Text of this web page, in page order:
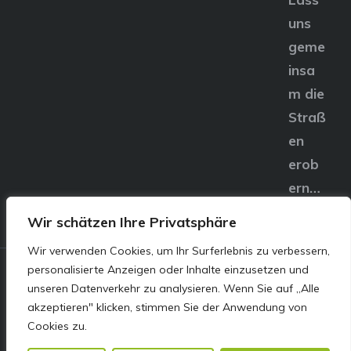
Wir schätzen Ihre Privatsphäre
Wir verwenden Cookies, um Ihr Surferlebnis zu verbessern,
personalisierte Anzeigen oder Inhalte einzusetzen und
unseren Datenverkehr zu analysieren. Wenn Sie auf „Alle
akzeptieren" klicken, stimmen Sie der Anwendung von
Cookies zu.
uns
geme
insa
m die
Straß
en
erob
ern…
© E&S Motors GmbH,
Linzer Straße 83 4240
Freistadt